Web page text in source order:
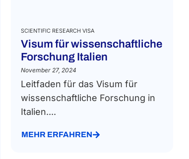
SCIENTIFIC RESEARCH VISA
Visum für wissenschaftliche
Forschung Italien
November 27, 2024
Leitfaden für das Visum für
wissenschaftliche Forschung in
Italien....
MEHR ERFAHREN